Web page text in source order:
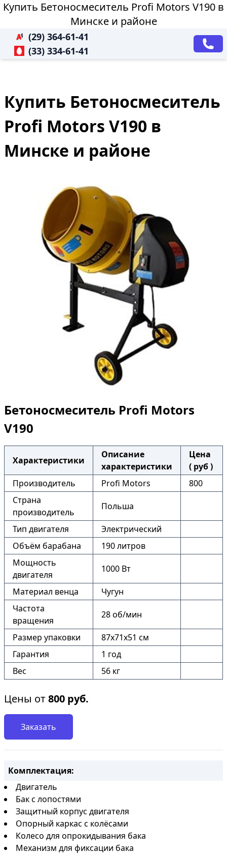
Купить Бетоносмеситель Profi Motors V190 в
Минске и районе
(29) 364-61-41
(33) 334-61-41
Купить Бетоносмеситель
Profi Motors V190 в
Минске и районе
Бетоносмеситель Profi Motors
V190
Характеристики
Описание
характеристики
Цена
( руб )
Производитель
Profi Motors
800
Страна
производитель
Польша
Тип двигателя
Электрический
Объём барабана
190 литров
Мощность
двигателя
1000 Вт
Материал венца
Чугун
Частота
вращения
28 об/мин
Размер упаковки
87х71х51 см
Гарантия
1 год
Вес
56 кг
Цены от800 руб.
Заказать
Комплектация:
Двигатель
Бак с лопостями
Защитный корпус двигателя
Опорный каркас с колёсами
Колесо для опрокидывания бака
Механизм для фиксации бака